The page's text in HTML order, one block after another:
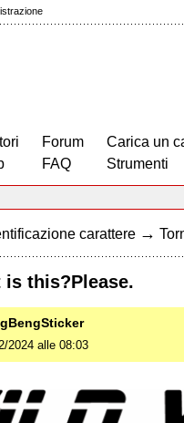
Forum
FAQ
Carica un
Strumenti
carattere →
is this?Please.
2024 alle 08:03